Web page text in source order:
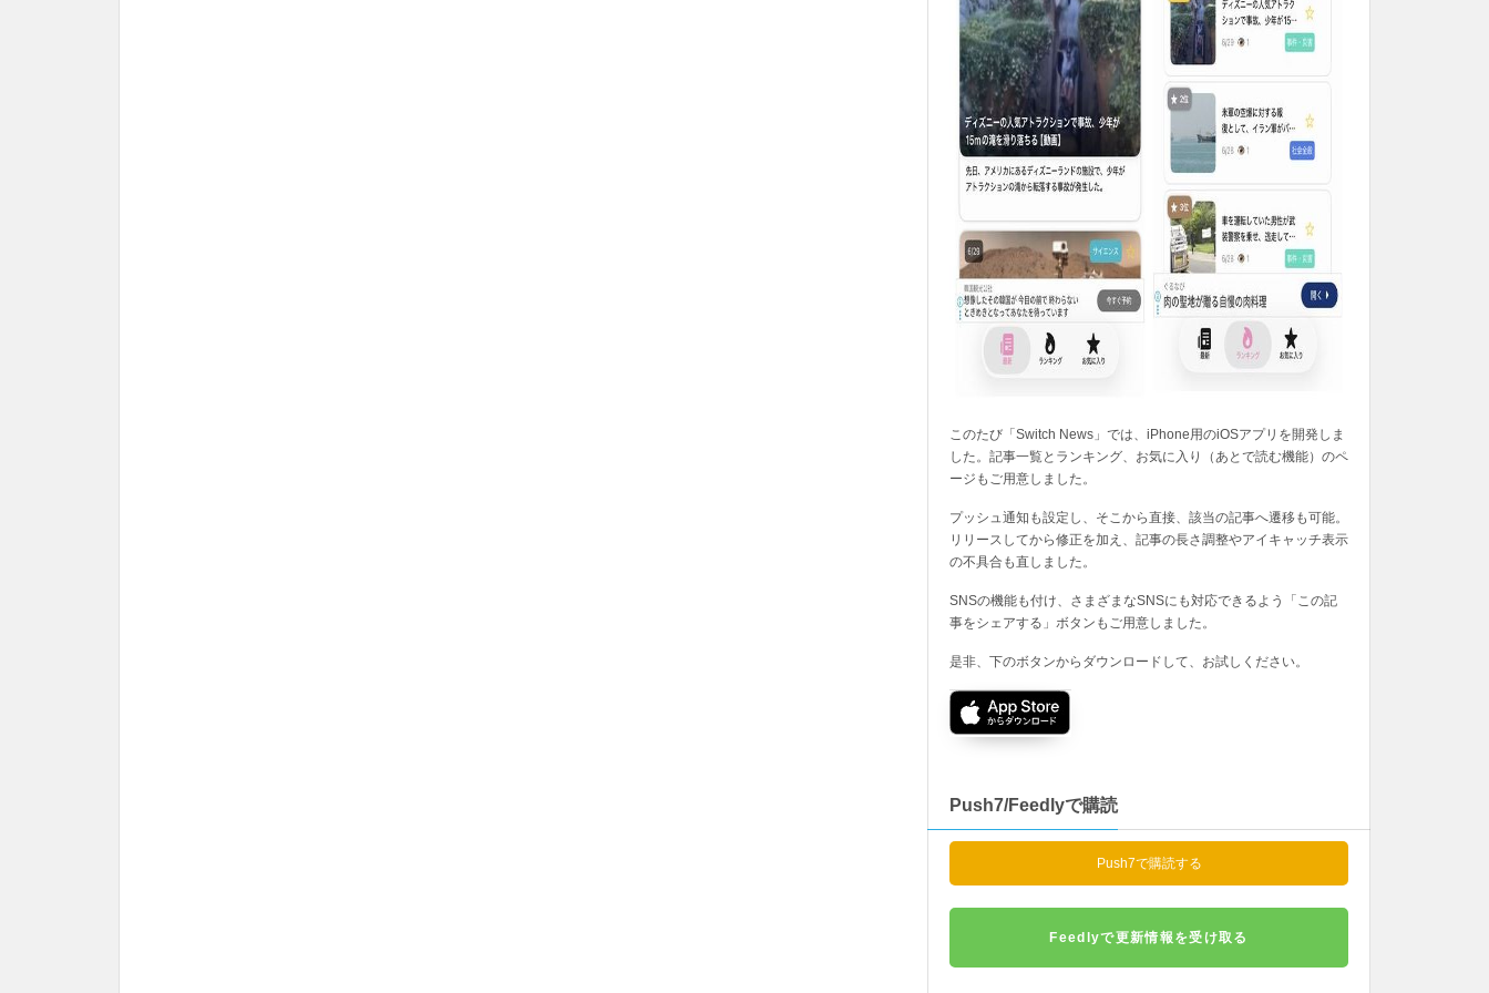
このたび「Switch News」では、iPhone用のiOSアプリを開発しま
した。記事一覧とランキング、お気に入り（あとで読む機能）のペ
ージもご用意しました。
プッシュ通知も設定し、そこから直接、該当の記事へ遷移も可能。
リリースしてから修正を加え、記事の長さ調整やアイキャッチ表示
の不具合も直しました。
SNSの機能も付け、さまざまなSNSにも対応できるよう「この記
事をシェアする」ボタンもご用意しました。
是非、下のボタンからダウンロードして、お試しください。
Push7/Feedlyで購読
Push7で購読する
Feedlyで更新情報を受け取る